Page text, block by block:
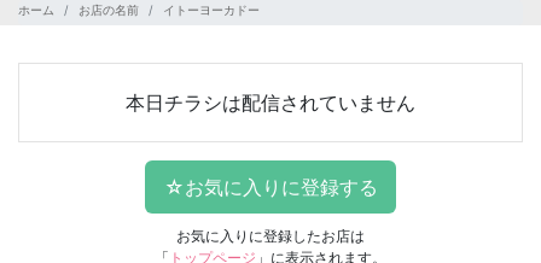
ホーム
お店の名前 イトーヨーカドー
本日チラシは配信されていません
お気に入りに登録したお店は
「 トップページ 」に表示されます。